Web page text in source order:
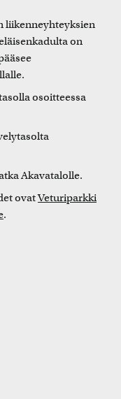
liikenneyhteyksien
on
osoitteessa
Akavatalolle.
ovatVeturiparkki
.